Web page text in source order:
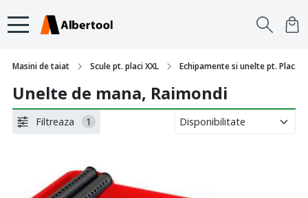
Masini de taiat Scule pt. placi XXL Echipamente si unelte pt. Placari
Unelte de mana, Raimondi
Filtreaza 1